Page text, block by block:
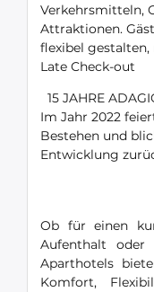
Verkehrsmitteln,
Attraktionen.
flexibel
Late Check-out
15 JAHRE
Im Jahr 2022
Bestehen und
Entwicklung
Ob für einen
Aufenthalt oder
Aparthotels
Komfort,